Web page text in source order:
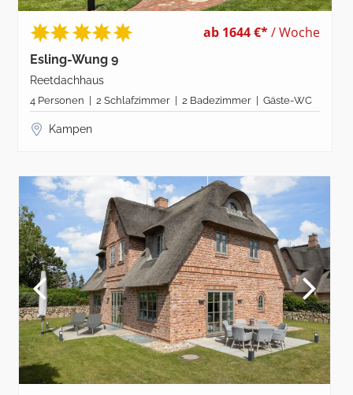
ab 1644 €*/ Woche
Esling-Wung 9
Reetdachhaus
4 Personen | 2 Schlafzimmer | 2 Badezimmer | Gäste-WC
Kampen